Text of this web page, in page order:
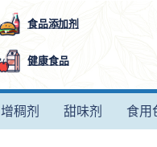
食品添加剂
健康食品
增稠剂 甜味剂 食用